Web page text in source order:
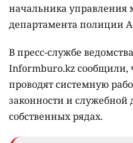
начальника
департамента полиции
В пресс-службе
Informburo.kz сообщили,
проводят системную
законности и
собственных рядах.